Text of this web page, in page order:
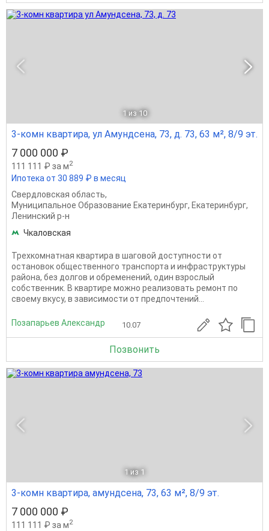
1 из 10
3-комн квартира, ул Амундсена, 73, д. 73, 63 м², 8/9 эт.
7 000 000 ₽
111 111 ₽ за м2
Ипотека от 30 889 ₽ в месяц
Свердловская область,
Муниципальное Образование Екатеринбург, Екатеринбург,
Ленинский р-н
Чкаловская
Трехкомнатная квартира в шаговой доступности от
остановок общественного транспорта и инфраструктуры
района, без долгов и обременений, один взрослый
собственник. В квартире можно реализовать ремонт по
своему вкусу, в зависимости от предпочтений...
Позапарьев Александр 10.07
Позвонить
1 из 1
3-комн квартира, амундсена, 73, 63 м², 8/9 эт.
7 000 000 ₽
111 111 ₽ за м2